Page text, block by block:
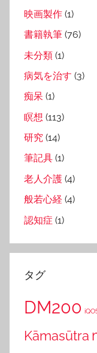
映画製作 (1)
書籍執筆 (76)
未分類 (1)
病気を治す (3)
痴呆 (1)
瞑想 (113)
研究 (14)
筆記具 (1)
老人介護 (4)
般若心経 (4)
認知症 (1)
タグ
DM200
Kāmasūtra